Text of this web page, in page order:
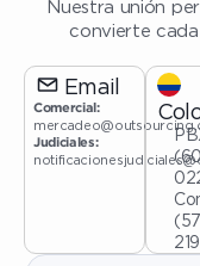
Nuestra unión
convierte
Email
Comercial:
Judiciales: